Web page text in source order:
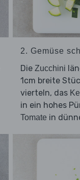
2. Gemüse
Die Zucchini
1cm breite
vierteln, das
in ein hohes
Tomate in